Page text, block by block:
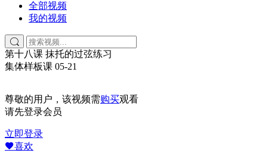
全部视频
我的视频
第十八课 抹托的过弦练习
集体样板课 05-21
尊敬的用户，该视频需购买观看
请先登录会员
立即登录
喜欢